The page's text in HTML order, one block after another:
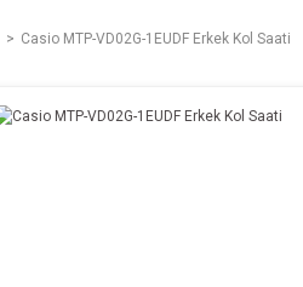
Casio MTP-VD02G-1EUDF Erkek Kol Saati